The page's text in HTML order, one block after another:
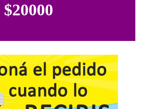
$20000